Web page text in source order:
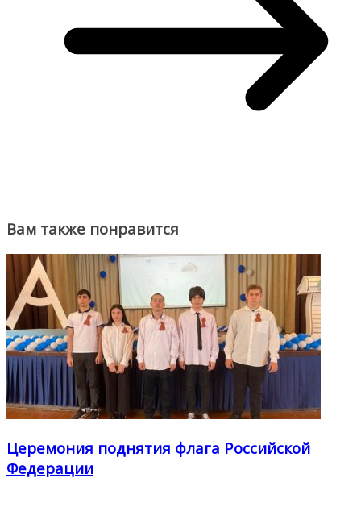
Вам также понравится
Церемония поднятия флага Российской
Федерации